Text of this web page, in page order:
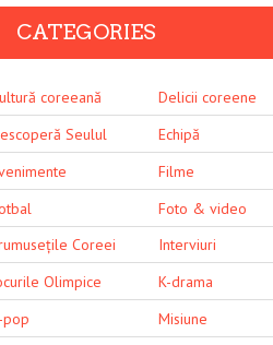
CATEGORIES
coreeană
Delicii coreene
Seulul
Echipă
Filme
Foto & video
Coreei
Interviuri
Olimpice
K-drama
pop
Misiune